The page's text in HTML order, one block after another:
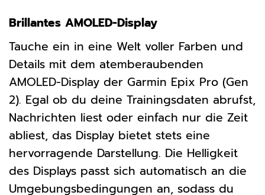
Brillantes AMOLED-Display
Tauche ein in eine Welt voller Farben und
Details mit dem atemberaubenden
AMOLED-Display der Garmin Epix Pro (Gen
2). Egal ob du deine Trainingsdaten abrufst,
Nachrichten liest oder einfach nur die Zeit
abliest, das Display bietet stets eine
hervorragende Darstellung. Die Helligkeit
des Displays passt sich automatisch an die
Umgebungsbedingungen an, sodass du